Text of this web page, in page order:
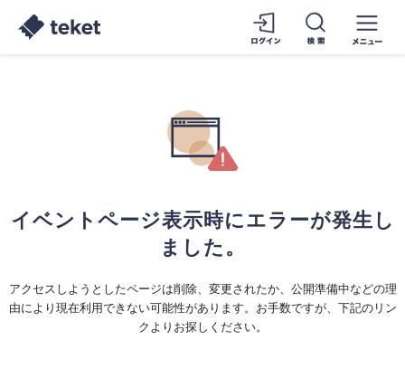
イベントページ表示時にエラーが発生し
ました。
アクセスしようとしたページは削除、変更されたか、公開準備中などの理
由により現在利用できない可能性があります。お手数ですが、下記のリン
クよりお探しください。